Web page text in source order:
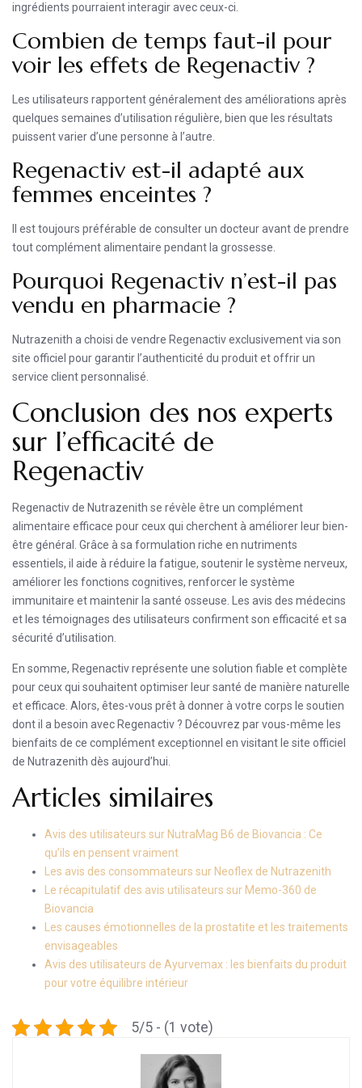
ingrédients pourraient interagir avec ceux-ci.
Combien de temps faut-il pour
voir les effets de Regenactiv ?
Les utilisateurs rapportent généralement des améliorations après
quelques semaines d’utilisation régulière, bien que les résultats
puissent varier d’une personne à l’autre.
Regenactiv est-il adapté aux
femmes enceintes ?
Il est toujours préférable de consulter un docteur avant de prendre
tout complément alimentaire pendant la grossesse.
Pourquoi Regenactiv n’est-il pas
vendu en pharmacie ?
Nutrazenith a choisi de vendre Regenactiv exclusivement via son
site officiel pour garantir l’authenticité du produit et offrir un
service client personnalisé.
Conclusion des nos experts
sur l’efficacité de
Regenactiv
Regenactiv de Nutrazenith se révèle être un complément
alimentaire efficace pour ceux qui cherchent à améliorer leur bien-
être général. Grâce à sa formulation riche en nutriments
essentiels, il aide à réduire la fatigue, soutenir le système nerveux,
améliorer les fonctions cognitives, renforcer le système
immunitaire et maintenir la santé osseuse. Les avis des médecins
et les témoignages des utilisateurs confirment son efficacité et sa
sécurité d’utilisation.
En somme, Regenactiv représente une solution fiable et complète
pour ceux qui souhaitent optimiser leur santé de manière naturelle
et efficace. Alors, êtes-vous prêt à donner à votre corps le soutien
dont il a besoin avec Regenactiv ? Découvrez par vous-même les
bienfaits de ce complément exceptionnel en visitant le site officiel
de Nutrazenith dès aujourd’hui.
Articles similaires
Avis des utilisateurs sur NutraMag B6 de Biovancia : Ce
qu’ils en pensent vraiment
Les avis des consommateurs sur Neoflex de Nutrazenith
Le récapitulatif des avis utilisateurs sur Memo-360 de
Biovancia
Les causes émotionnelles de la prostatite et les traitements
envisageables
Avis des utilisateurs de Ayurvemax : les bienfaits du produit
pour votre équilibre intérieur
5/5 - (1 vote)